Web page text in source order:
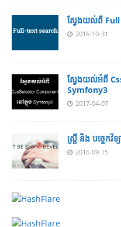
ស្វែងយល់ពី Full
2016-10-31
ស្វែងយល់អំពី
Symfony3
2017-04-07
ស្ត្រី និង បច្ចេកវិទ្យ
2016-09-15